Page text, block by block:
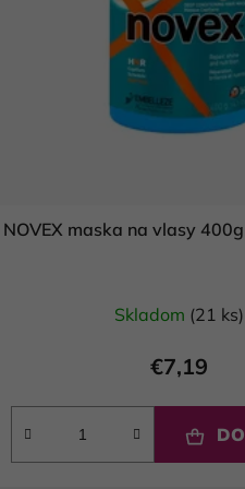
NOVEX maska na vlasy
Skladom (21 ks)
€7,19